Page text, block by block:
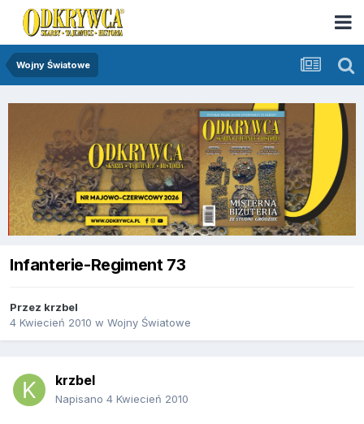
Wojny Światowe
Infanterie-Regiment 73
Przez krzbel
4 Kwiecień 2010 w Wojny Światowe
krzbel
Napisano 4 Kwiecień 2010